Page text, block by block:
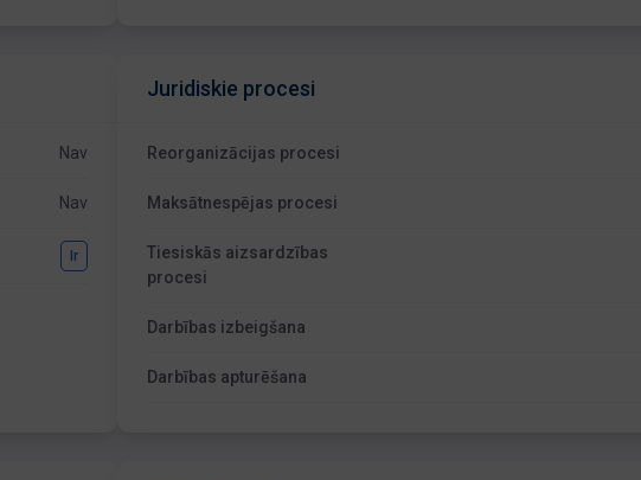
Nav
Nav
Ir
Juridiskie procesi
Reorganizācijas procesi
Maksātnespējas procesi
Tiesiskās aizsardzības
procesi
Darbības izbeigšana
Darbības apturēšana